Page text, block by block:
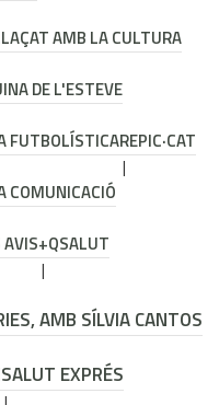
AMB LA CULTURA
DE L'ESTEVE
FUTBOLÍSTICAREPIC·CAT
COMUNICACIÓ
+QSALUT
AMB SÍLVIA CANTOS
SALUT EXPRÉS